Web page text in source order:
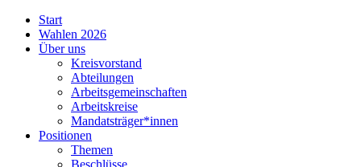
Start
Wahlen 2026
Über uns
Kreisvorstand
Abteilungen
Arbeitsgemeinschaften
Arbeitskreise
Mandatsträger*innen
Positionen
Themen
Beschlüsse